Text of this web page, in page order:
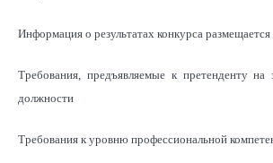
Информация о результатах конкурса размещается
Требования, предъявляемые к претенденту на
должности
Требования к уровню профессиональной